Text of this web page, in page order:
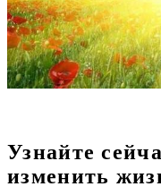
Узнайте
изменить